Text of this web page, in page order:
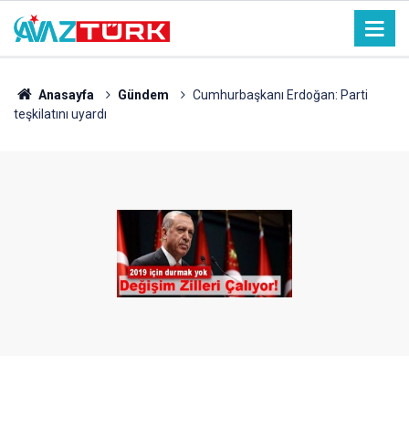
Anasayfa Gündem
Cumhurbaşkanı Erdoğan: Parti
teşkilatını uyardı